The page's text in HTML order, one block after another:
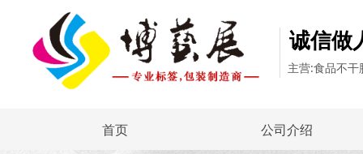
主营:食品不
诚信做
首页 公司介绍